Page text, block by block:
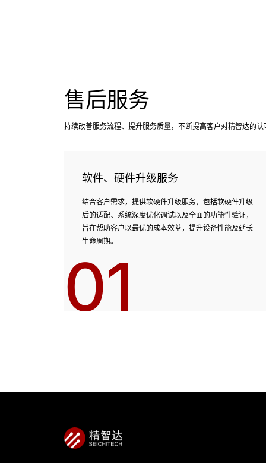
售后服务
持续改善服务流程、提升服务质量，不断提高客户对精智达的认
软件、硬件升级服务
结合客户需求，提供软硬件升级服务，包括软硬件升级
后的适配、系统深度优化调试以及全面的功能性验证，
旨在帮助客户以最优的成本效益，提升设备性能及延长
生命周期。
01